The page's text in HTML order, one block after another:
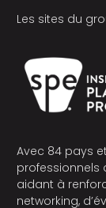
Les sites du
Avec 84 pays
professionnels
aidant à
networking,